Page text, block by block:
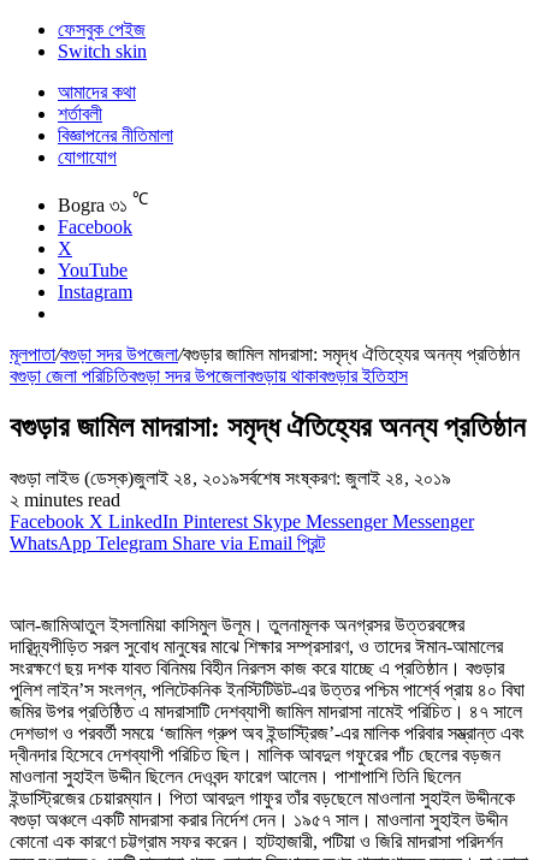
ফেসবুক পেইজ
Switch skin
আমাদের কথা
শর্তাবলী
বিজ্ঞাপনের নীতিমালা
যোগাযোগ
Bogra ৩১ ℃
Facebook
X
YouTube
Instagram
মূলপাতা/বগুড়া সদর উপজেলা/বগুড়ার জামিল মাদরাসা: সমৃদ্ধ ঐতিহ্যের অনন্য প্রতিষ্ঠান
বগুড়া জেলা পরিচিতিবগুড়া সদর উপজেলাবগুড়ায় থাকাবগুড়ার ইতিহাস
বগুড়ার জামিল মাদরাসা: সমৃদ্ধ ঐতিহ্যের অনন্য প্রতিষ্ঠান
বগুড়া লাইভ (ডেস্ক)জুলাই ২৪, ২০১৯সর্বশেষ সংষ্করণ: জুলাই ২৪, ২০১৯
২ minutes read
Facebook X LinkedIn Pinterest Skype Messenger Messenger
WhatsApp Telegram Share via Email প্রিন্ট
আল-জামিআতুল ইসলামিয়া কাসিমুল উলূম। তুলনামূলক অনগ্রসর উত্তরবঙ্গের
দারিদ্র্যপীড়িত সরল সুবোধ মানুষের মাঝে শিক্ষার সম্প্রসারণ, ও তাদের ঈমান-আমালের
সংরক্ষণে ছয় দশক যাবত বিনিময় বিহীন নিরলস কাজ করে যাচ্ছে এ প্রতিষ্ঠান। বগুড়ার
পুলিশ লাইন’স সংলগ্ন, পলিটেকনিক ইনস্টিটিউট-এর উত্তর পশ্চিম পার্শ্বে প্রায় ৪০ বিঘা
জমির উপর প্রতিষ্ঠিত এ মাদরাসাটি দেশব্যাপী জামিল মাদরাসা নামেই পরিচিত। ৪৭ সালে
দেশভাগ ও পরবর্তী সময়ে ‘জামিল গ্রুপ অব ইন্ডাস্ট্রিজ’-এর মালিক পরিবার সম্ভ্রান্ত এবং
দ্বীনদার হিসেবে দেশব্যাপী পরিচিত ছিল। মালিক আবদুল গফুরের পাঁচ ছেলের বড়জন
মাওলানা সুহাইল উদ্দীন ছিলেন দেওবন্দ ফারেগ আলেম। পাশাপাশি তিনি ছিলেন
ইন্ডাস্ট্রিজের চেয়ারম্যান। পিতা আবদুল গাফুর তাঁর বড়ছেলে মাওলানা সুহাইল উদ্দীনকে
বগুড়া অঞ্চলে একটি মাদরাসা করার নির্দেশ দেন। ১৯৫৭ সাল। মাওলানা সুহাইল উদ্দীন
কোনো এক কারণে চট্টগ্রাম সফর করেন। হাটহাজারী, পটিয়া ও জিরি মাদরাসা পরিদর্শন